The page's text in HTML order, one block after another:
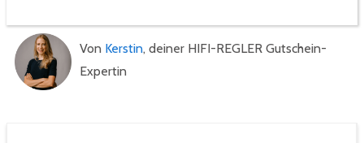
Von Kerstin, deiner HIFI-REGLER Gutschein-
Expertin